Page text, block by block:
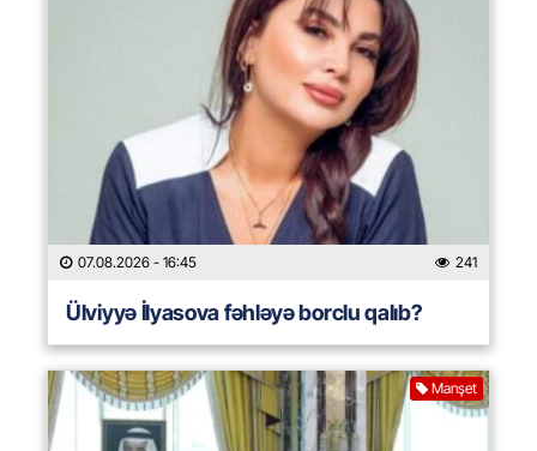
07.08.2026 - 16:45 241
Ülviyyə İlyasova fəhləyə borclu qalıb?
Manşet